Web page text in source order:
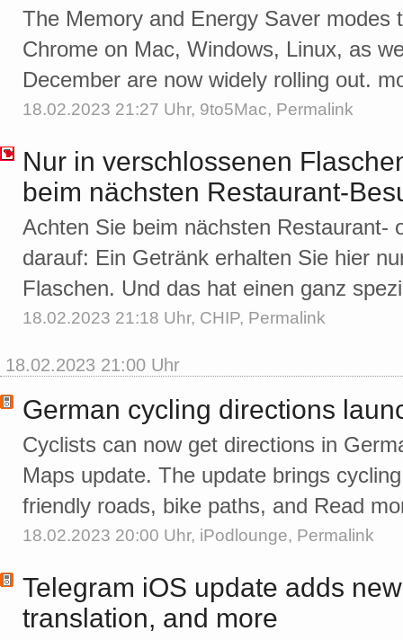
The Memory and Energy Saver modes
Chrome on Mac, Windows, Linux, as
December are now widely rolling out.
18.02.2023 21:27 Uhr, 9to5Mac, Permalink
Nur in verschlossenen
beim nächsten Restaurant-
Achten Sie beim nächsten Restaurant-
darauf: Ein Getränk erhalten Sie hier
Flaschen. Und das hat einen ganz
18.02.2023 21:18 Uhr, CHIP, Permalink
18.02.2023 21:00 Uhr
German cycling directions
Cyclists can now get directions in
Maps update. The update brings
friendly roads, bike paths, and Read
18.02.2023 20:00 Uhr, iPodlounge, Permalink
Telegram iOS update adds
translation, and more